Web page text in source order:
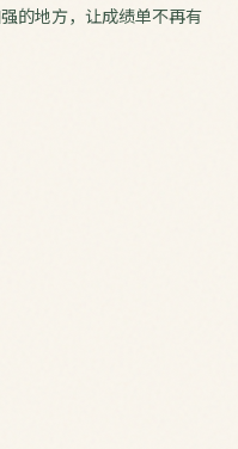
的地方，让成绩单不再有